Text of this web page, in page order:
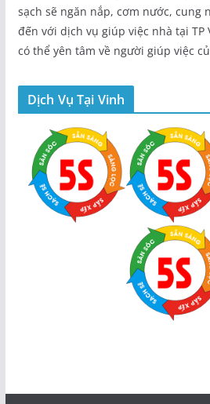
sạch sẽ ngăn nắp, cơm nước, cung
đến với dịch vụ giúp việc nhà tại TP
có thể yên tâm về người giúp việc
Dịch Vụ Tại Vinh